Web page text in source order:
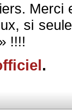
Merci
si
!!!!
.